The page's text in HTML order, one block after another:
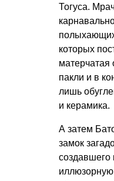
Тогуса.
которых
пакли и в
лишь
и керамика.
А затем
замок
иллюзорную